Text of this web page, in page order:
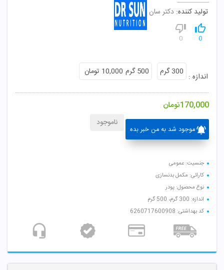
تولید کننده: دکتر سان
0
0
اندازه : 300 گرم 500 گرم 10,000 تومان
170,000تومان
موجود شد به من خبر بده
ناموجود
جنسیت: عمومی
کارائی: مکمل بدنسازی
نوع محصول: پودر
اندازه: 300 گرم، 500 گرم
کد بهداشتی: 6260717600908